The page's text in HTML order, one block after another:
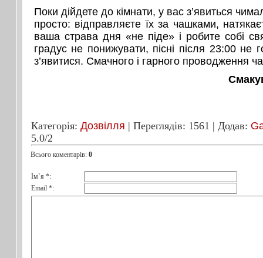
Поки дійдете до кімнати, у вас з’явиться
просто: відправляєте їх за чашками,
ваша страва дня «не піде» і робите собі
градус не понижувати, пісні після 23:00 не
з’явитися. Смачного і гарного проводження
Категорія: Дозвілля | Переглядів: 1561 | Додав:
5.0/2
Всього коментарів: 0
Ім`я *:
Email *: